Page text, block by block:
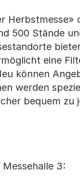
Herbstmesse»
500 Stände
eine
können
werden
bequem zu
3: